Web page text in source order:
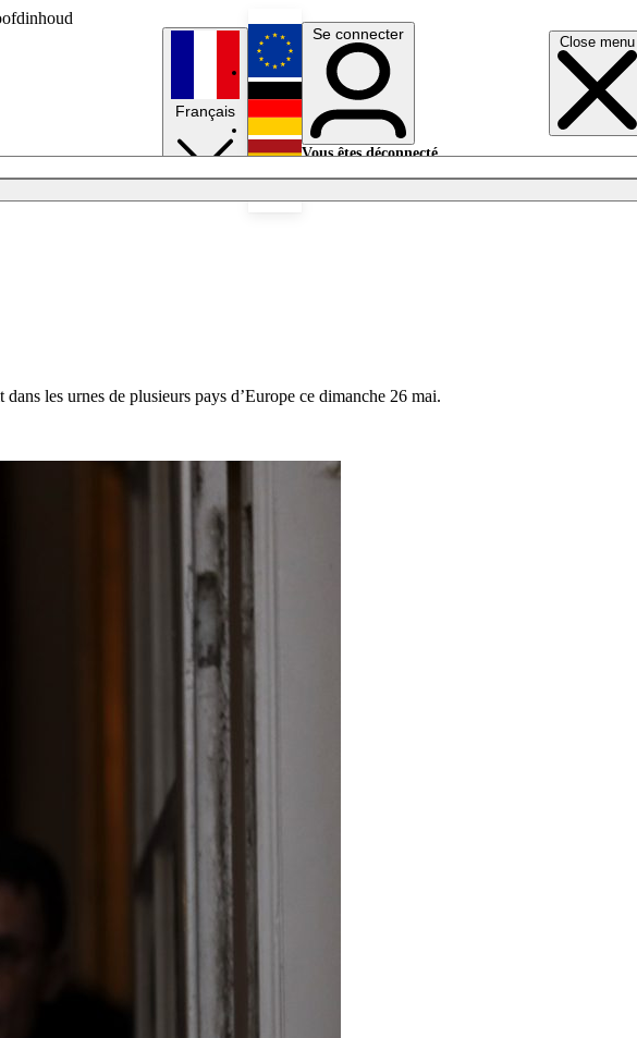
Close menu
Français
English
Deutsch
Se connecter
Vous êtes déconnecté.
les urnes de plusieurs pays d’Europe ce dimanche 26 mai.